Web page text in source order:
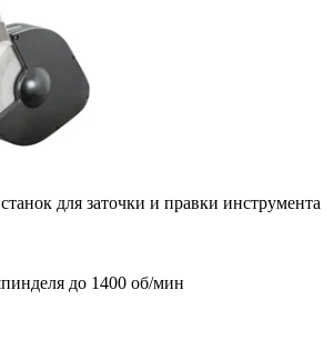
для заточки и правки инструмента
до 1400 об/мин